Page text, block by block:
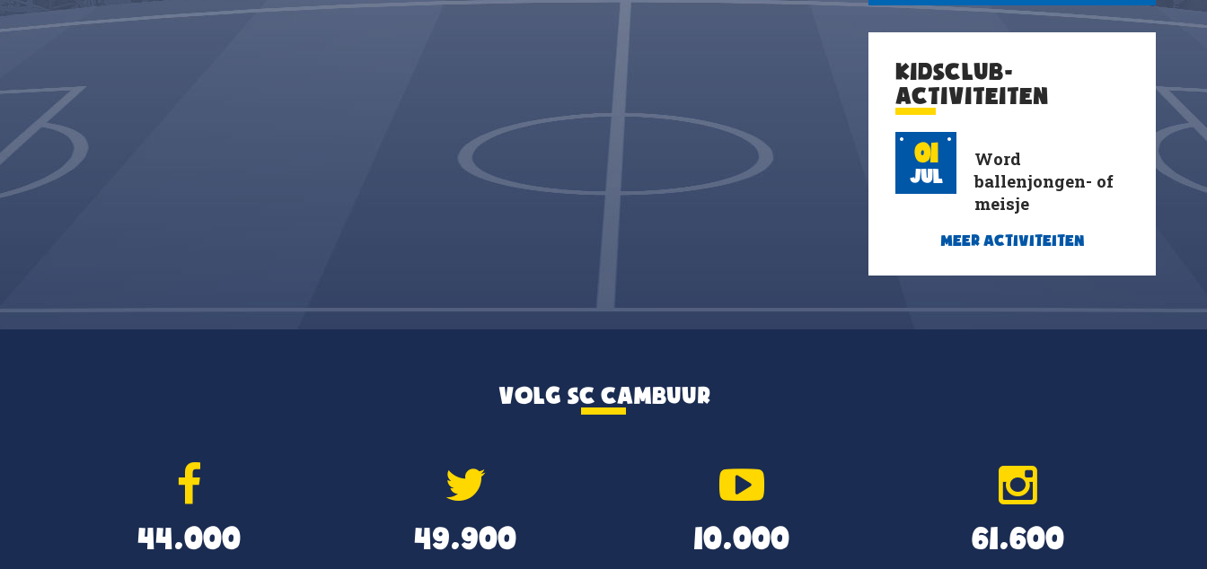
KIDSCLUB-
ACTIVITEITEN
01
Jul
Word
ballenjongen- of
meisje
MEER ACTIVITEITEN
VOLG SC CAMBUUR
44.000 49.900 10.000 61.600